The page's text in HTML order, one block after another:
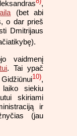
,
(bet abi
o dar prieš
Dmitrijaus
vaidmenį
. Tai ypač
10),
siekiu
skiriami
ir
(jau